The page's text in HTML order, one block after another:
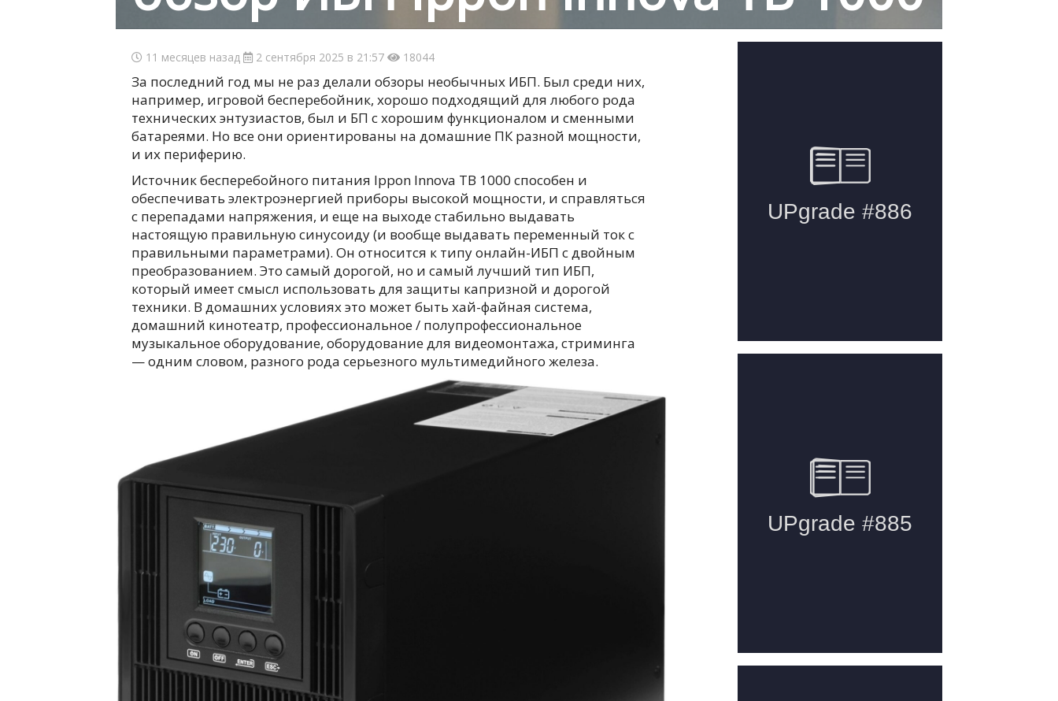
11 месяцев назад 2 сентября 2025 в 21:57 18044
За последний год мы не раз делали обзоры необычных ИБП. Был среди них,
например, игровой бесперебойник, хорошо подходящий для любого рода
технических энтузиастов, был и БП с хорошим функционалом и сменными
батареями. Но все они ориентированы на домашние ПК разной мощности,
и их периферию.
Источник бесперебойного питания Ippon Innova TB 1000 способен и
обеспечивать электроэнергией приборы высокой мощности, и справляться
с перепадами напряжения, и еще на выходе стабильно выдавать
настоящую правильную синусоиду (и вообще выдавать переменный ток с
правильными параметрами). Он относится к типу онлайн-ИБП с двойным
преобразованием. Это самый дорогой, но и самый лучший тип ИБП,
который имеет смысл использовать для защиты капризной и дорогой
техники. В домашних условиях это может быть хай-файная система,
домашний кинотеатр, профессиональное / полупрофессиональное
музыкальное оборудование, оборудование для видеомонтажа, стриминга
— одним словом, разного рода серьезного мультимедийного железа.